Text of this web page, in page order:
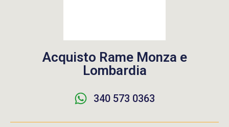
Acquisto Rame Monza e
Lombardia
340 573 0363